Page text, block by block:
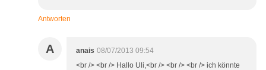
Antworten
A anais 08/07/2013 09:54
<br /> <br /> Hallo Uli,<br /> <br /> <br /> ich könnte